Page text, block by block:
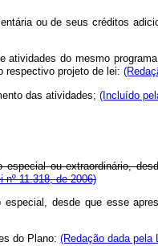
ou de seus créditos
do mesmo
respectivo projeto de lei:
das atividades; (Incluído
ou extraordinário,
nº 11.318, de 2006)
desde que esse
do Plano: (Redação dada pela